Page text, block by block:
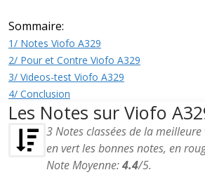
Sommaire:
1/ Notes Viofo A329
2/ Pour et Contre Viofo A329
3/ Videos-test Viofo A329
4/ Conclusion
Les Notes sur Viofo
3Notes classées de la
en vert les bonnes notes, en
Note Moyenne:4.4/5.